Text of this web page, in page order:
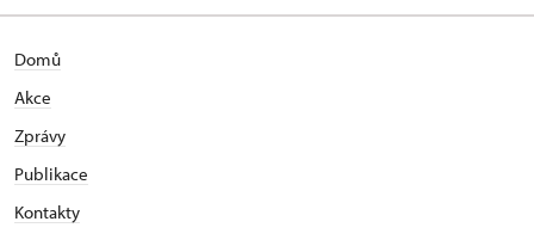
Domů
Akce
Zprávy
Publikace
Kontakty